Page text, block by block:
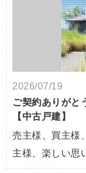
2026/07/19
ご契約ありがと
【中古戸建】
売主様、買主様
主様、楽しい思